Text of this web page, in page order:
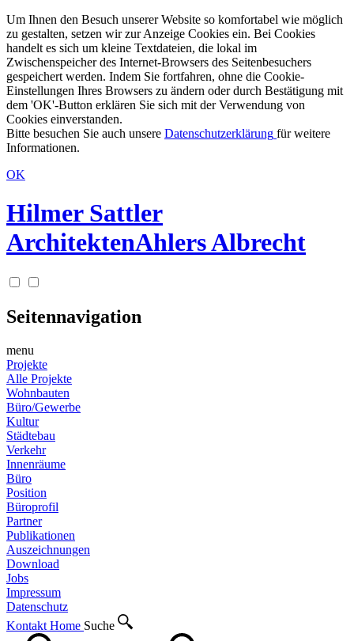
Um Ihnen den Besuch unserer Website so komfortabel wie möglich
zu gestalten, setzen wir zur Anzeige Cookies ein. Bei Cookies
handelt es sich um kleine Textdateien, die lokal im
Zwischenspeicher des Internet-Browsers des Seitenbesuchers
gespeichert werden. Indem Sie fortfahren, ohne die Cookie-
Einstellungen Ihres Browsers zu ändern oder durch Bestätigung mit
dem 'OK'-Button erklären Sie sich mit der Verwendung von
Cookies einverstanden.
Bitte besuchen Sie auch unsere Datenschutzerklärung für weitere
Informationen.
OK
Hilmer Sattler
ArchitektenAhlers Albrecht
Seitennavigation
menu
Projekte
Alle Projekte
Wohnbauten
Büro/Gewerbe
Kultur
Städtebau
Verkehr
Innenräume
Büro
Position
Büroprofil
Partner
Publikationen
Auszeichnungen
Download
Jobs
Impressum
Datenschutz
Kontakt Home Suche